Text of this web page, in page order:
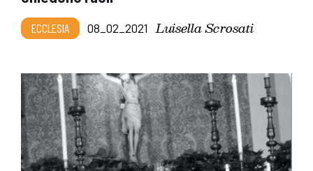
ECCLESIA 08_02_2021 Luisella Scrosati